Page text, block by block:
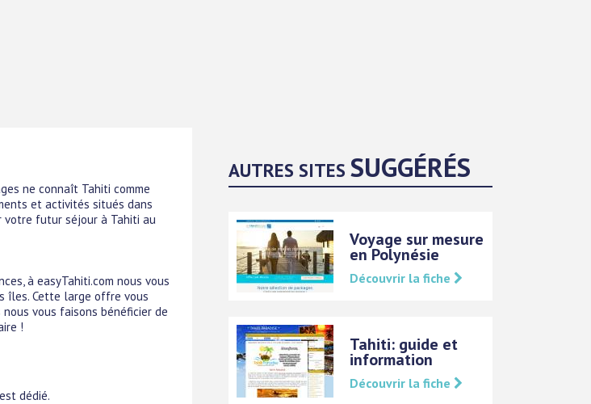
ne connaît Tahiti comme
et activités situés dans
votre futur séjour à Tahiti au
à easyTahiti.com nous vous
îles. Cette large offre vous
vous faisons bénéficier de
!
dédié.
AUTRES SITESSUGGÉRÉS
Voyage sur mesure
en Polynésie
Découvrir la fiche
Tahiti: guide et
information
Découvrir la fiche